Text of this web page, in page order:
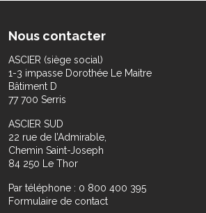
Nous contacter
ASCIER (siège social)
1-3 impasse Dorothée Le Maitre
Bâtiment D
77 700 Serris
ASCIER SUD
22 rue de l’Admirable,
Chemin Saint-Joseph
84 250 Le Thor
Par téléphone : 0 800 400 395
Formulaire de contact